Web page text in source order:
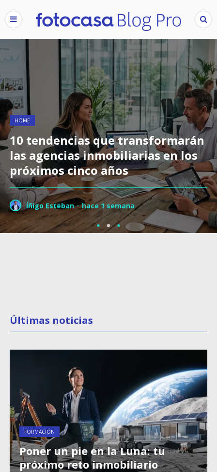
HOME
10 tendencias que transformarán
las agencias inmobiliarias en los
próximos cinco años
Íñigo Esteban · hace 1 semana
Últimas noticias
FORMACIÓN
Poner un pie en la Luna: tu
próximo reto inmobiliario